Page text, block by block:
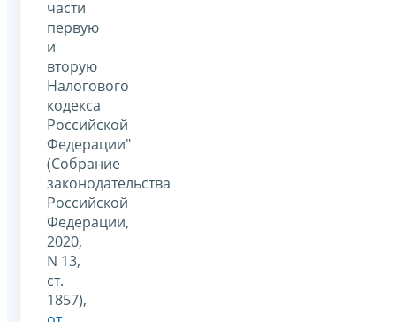
части
первую
и
вторую
Налогового
кодекса
Российской
Федерации"
(Собрание
законодательства
Российской
Федерации,
2020,
N 13,
ст.
1857),